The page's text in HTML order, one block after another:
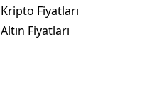
Kripto Fiyatları
Altın Fiyatları